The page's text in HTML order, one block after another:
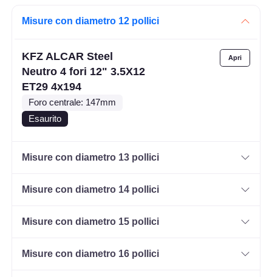
Misure con diametro 12 pollici
KFZ ALCAR Steel
Neutro 4 fori 12" 3.5X12
ET29 4x194
Foro centrale: 147mm
Esaurito
Misure con diametro 13 pollici
Misure con diametro 14 pollici
Misure con diametro 15 pollici
Misure con diametro 16 pollici